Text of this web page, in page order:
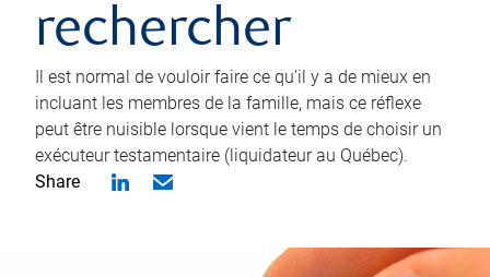
rechercher
Il est normal de vouloir faire ce qu’il y a de mieux en
incluant les membres de la famille, mais ce réflexe
peut être nuisible lorsque vient le temps de choisir un
exécuteur testamentaire (liquidateur au Québec).
Share